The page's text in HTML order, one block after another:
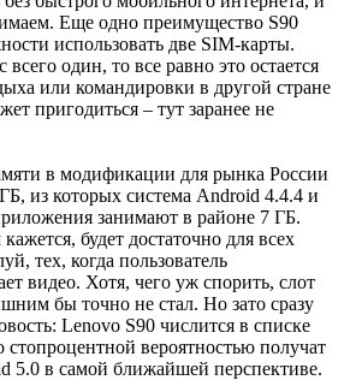
Еще одно преимущество S90
использовать две SIM-карты.
один, то все равно это остается
или командировки в другой стране
пригодиться – тут заранее не
в модификации для рынка России
из которых система Android 4.4.4 и
занимают в районе 7 ГБ.
будет достаточно для всех
тех, когда пользователь
видео. Хотя, чего уж спорить, слот
бы точно не стал. Но зато сразу
Lenovo S90 числится в списке
стопроцентной вероятностью получат
5.0 в самой ближайшей перспективе.